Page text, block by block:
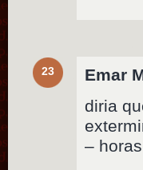
23 Emar
diria
–